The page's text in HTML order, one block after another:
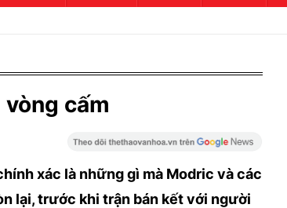
cấm
xác là những gì mà Modric và các
lại, trước khi trận bán kết với người